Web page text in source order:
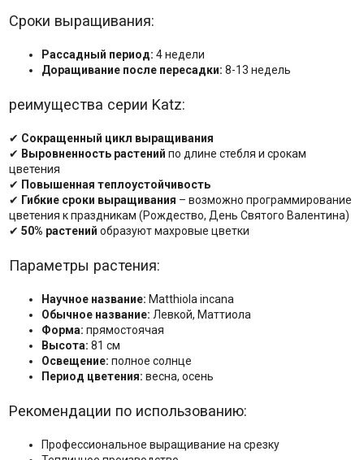
Сроки выращивания:
Рассадный период: 4 недели
Доращивание после пересадки: 8-13 недель
реимущества серии Katz:
✔ Сокращенный цикл выращивания
✔ Выровненность растений по длине стебля и срокам
цветения
✔ Повышенная теплоустойчивость
✔ Гибкие сроки выращивания – возможно программирование
цветения к праздникам (Рождество, День Святого Валентина)
✔ 50% растений образуют махровые цветки
Параметры растения:
Научное название: Matthiola incana
Обычное название: Левкой, Маттиола
Форма: прямостоячая
Высота: 81 см
Освещение: полное солнце
Период цветения: весна, осень
Рекомендации по использованию:
Профессиональное выращивание на срезку